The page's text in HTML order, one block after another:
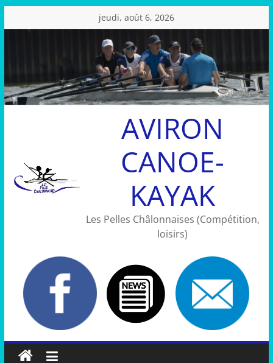
au
jeudi, août 6, 2026
AVIRON
CANOE-
KAYAK
Les Pelles Châlonnaises (Compétition,
loisirs)